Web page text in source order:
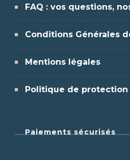
FAQ : vos questions,
Conditions Générales
Mentions légales
Politique de protection
Paiements sécurisés